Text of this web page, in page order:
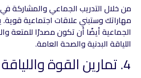
من خلال التدريب الجماعي والمشاركة
مهاراتك وستبني علاقات اجتماعية قوية.
الجماعية أيضًا أن تكون مصدرًا للمتعة
اللياقة البدنية والصحة العامة.
4. تمارين القوة واللياقة